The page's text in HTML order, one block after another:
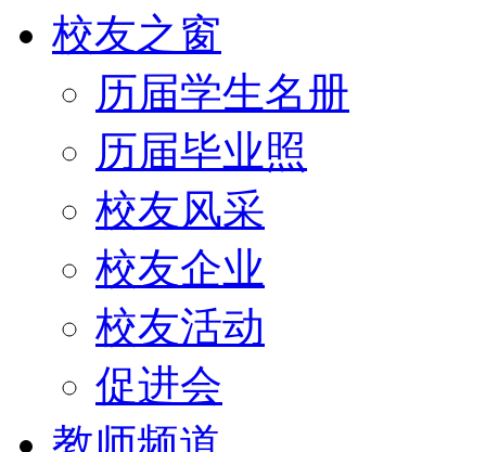
校友之窗
历届学生名册
历届毕业照
校友风采
校友企业
校友活动
促进会